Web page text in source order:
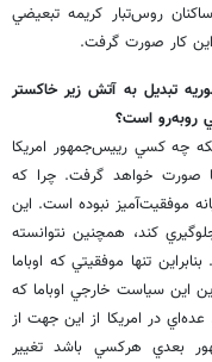
روس‌تبار كريمه تبعيضي
كار صورت گرفت.
تبديل به آتش زير خاكستر
روبه‌رو است؟
چه كسي رييس‌جمهور امريكا
صورت خواهد گرفت. چرا كه
موفقيت‌آميز نبوده است. اين
كند، همچنين نتوانسته
تنها موفقيتي كه اوباما
اين سياست خارجي اوباما كه
در امريكا از اين جهت از
بعدي هركسي باشد تغيير